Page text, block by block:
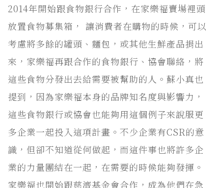
2014年開始跟食物銀行合作，在家樂福賣場裡頭
放置食物募集箱， 讓消費者在購物的時候，可以
考慮將多餘的罐頭、麵包，或其他生鮮產品捐出
來，家樂福再跟合作的食物銀行、協會聯絡，將
這些食物分發出去給需要被幫助的人。蘇小真也
提到，因為家樂福本身的品牌知名度與影響力，
這些食物銀行或協會也能夠用這個例子來說服更
多企業一起投入這項計畫。不少企業有CSR的意
識，但卻不知道從何做起，而這件事也將許多企
業的力量團結在一起，在需要的時候能夠發揮。
家樂福也開始跟慈濟基金會合作，成為他們在急